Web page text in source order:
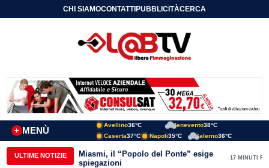
CHI SIAMOCONTATTIPUBBLICITÀCERCA
MENÙ
+
Avellino36°C Benevento38°C
Caserta37°C Napoli35°C Salerno36°C
ULTIME NOTIZIE
Miasmi, il “Popolo del Ponte” esige
spiegazioni
17 MINUTI FA